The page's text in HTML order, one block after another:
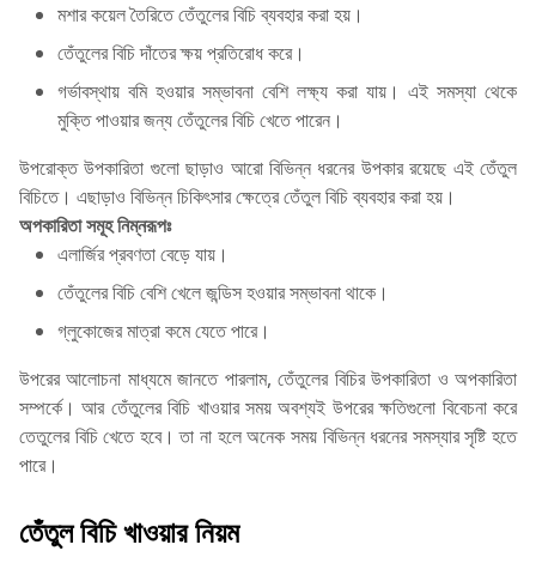
মশার কয়েল তৈরিতে তেঁতুলের বিচি ব্যবহার করা হয়।
তেঁতুলের বিচি দাঁতের ক্ষয় প্রতিরোধ করে।
গর্ভাবস্থায় বমি হওয়ার সম্ভাবনা বেশি লক্ষ্য করা যায়। এই সমস্যা থেকে
মুক্তি পাওয়ার জন্য তেঁতুলের বিচি খেতে পারেন।
উপরোক্ত উপকারিতা গুলো ছাড়াও আরো বিভিন্ন ধরনের উপকার রয়েছে এই তেঁতুল
বিচিতে। এছাড়াও বিভিন্ন চিকিৎসার ক্ষেত্রে তেঁতুল বিচি ব্যবহার করা হয়।
অপকারিতা সমূহ নিম্নরূপঃ
এলার্জির প্রবণতা বেড়ে যায়।
তেঁতুলের বিচি বেশি খেলে জন্ডিস হওয়ার সম্ভাবনা থাকে।
গ্লুকোজের মাত্রা কমে যেতে পারে।
উপরের আলোচনা মাধ্যমে জানতে পারলাম, তেঁতুলের বিচির উপকারিতা ও অপকারিতা
সম্পর্কে। আর তেঁতুলের বিচি খাওয়ার সময় অবশ্যই উপরের ক্ষতিগুলো বিবেচনা করে
তেতুলের বিচি খেতে হবে। তা না হলে অনেক সময় বিভিন্ন ধরনের সমস্যার সৃষ্টি হতে
পারে। ‌
তেঁতুল বিচি খাওয়ার নিয়ম